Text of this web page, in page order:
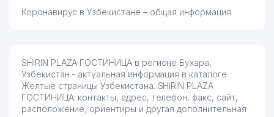
Коронавирус в Узбекистане – общая информация
SHIRIN PLAZA ГОСТИНИЦА в регионе Бухара,
Узбекистан - актуальная информация в каталоге
Желтые страницы Узбекистана. SHIRIN PLAZA
ГОСТИНИЦА: контакты, адрес, телефон, факс, сайт,
расположение, ориентиры и другая дополнительная